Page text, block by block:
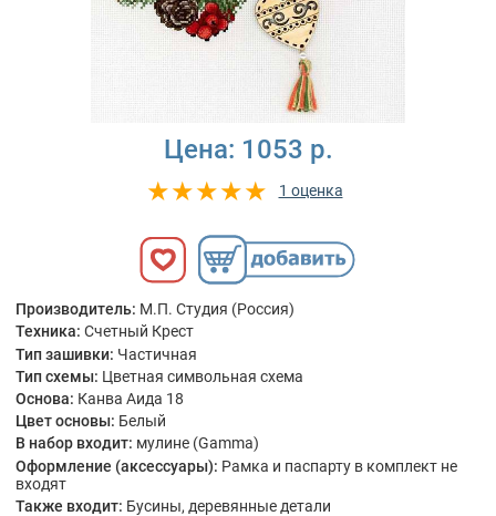
Цена: 1053 р.
1 оценка
Производитель: М.П. Студия (Россия)
Техника: Счетный Крест
Тип зашивки: Частичная
Тип схемы: Цветная символьная схема
Основа: Канва Аида 18
Цвет основы: Белый
В набор входит: мулине (Gamma)
Оформление (аксессуары): Рамка и паспарту в комплект не
входят
Также входит: Бусины, деревянные детали